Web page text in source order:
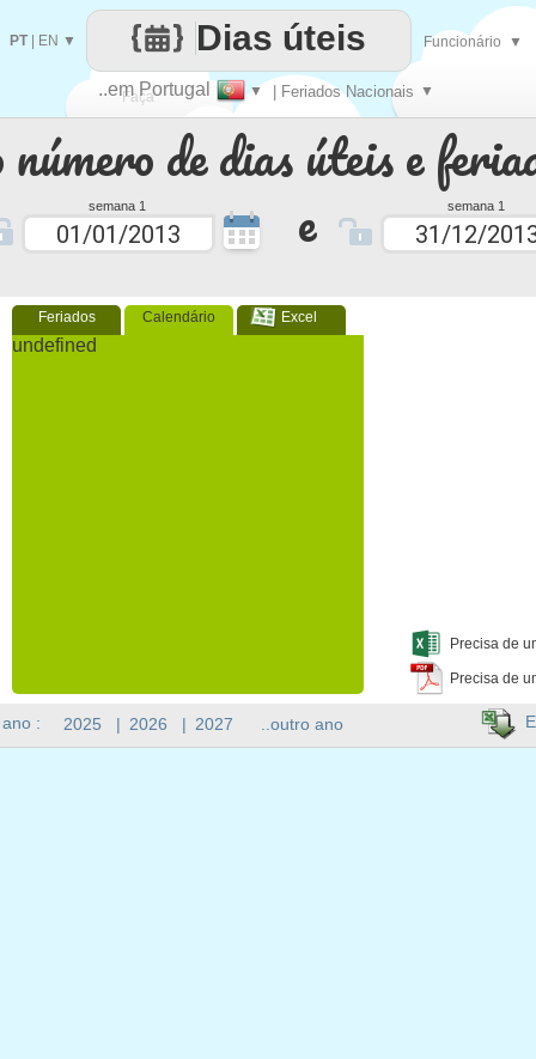
de dias úteis e
semana 1 e semana 1
Feriados Calendário Excel
undefined
Precisa de
Precisa de
Faça
cada
..em Portugal ▼ | Feriados Nacionais ▼
Dias úteis
PT| EN ▼ Funcionário ▼
: 2025 | 2026 | 2027 ..outro ano